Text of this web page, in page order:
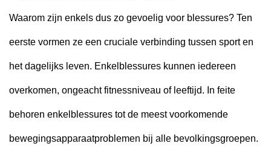
Waarom zijn enkels dus zo gevoelig voor blessures? Ten
eerste vormen ze een cruciale verbinding tussen sport en
het dagelijks leven. Enkelblessures kunnen iedereen
overkomen, ongeacht fitnessniveau of leeftijd. In feite
behoren enkelblessures tot de meest voorkomende
bewegingsapparaatproblemen bij alle bevolkingsgroepen.